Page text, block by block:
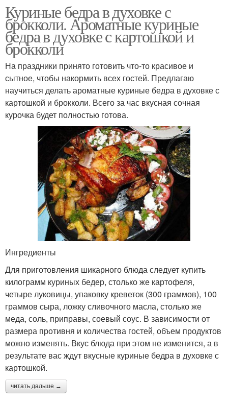
Куриные бедра в духовке с
брокколи. Ароматные куриные
бедра в духовке с картошкой и
брокколи
На праздники принято готовить что-то красивое и
сытное, чтобы накормить всех гостей. Предлагаю
научиться делать ароматные куриные бедра в духовке с
картошкой и брокколи. Всего за час вкусная сочная
курочка будет полностью готова.
Ингредиенты
Для приготовления шикарного блюда следует купить
килограмм куриных бедер, столько же картофеля,
четыре луковицы, упаковку креветок (300 граммов), 100
граммов сыра, ложку сливочного масла, столько же
меда, соль, приправы, соевый соус. В зависимости от
размера противня и количества гостей, объем продуктов
можно изменять. Вкус блюда при этом не изменится, а в
результате вас ждут вкусные куриные бедра в духовке с
картошкой.
читать дальше →